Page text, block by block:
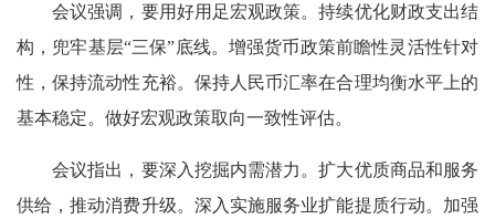
会议强调，要用好用足宏观政策。持续优化财政支出结
构，兜牢基层“三保”底线。增强货币政策前瞻性灵活性针对
性，保持流动性充裕。保持人民币汇率在合理均衡水平上的
基本稳定。做好宏观政策取向一致性评估。
会议指出，要深入挖掘内需潜力。扩大优质商品和服务
供给，推动消费升级。深入实施服务业扩能提质行动。加强